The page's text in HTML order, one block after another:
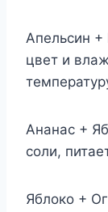
Апельсин
цвет и
Ананас +
соли,
Яблоко +